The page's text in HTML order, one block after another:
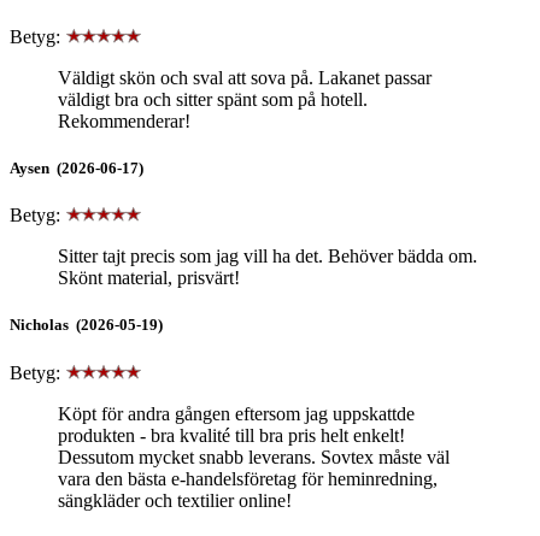
Betyg:
Väldigt skön och sval att sova på. Lakanet passar
väldigt bra och sitter spänt som på hotell.
Rekommenderar!
Aysen (2026-06-17)
Betyg:
Sitter tajt precis som jag vill ha det. Behöver bädda om.
Skönt material, prisvärt!
Nicholas (2026-05-19)
Betyg:
Köpt för andra gången eftersom jag uppskattde
produkten - bra kvalité till bra pris helt enkelt!
Dessutom mycket snabb leverans. Sovtex måste väl
vara den bästa e-handelsföretag för heminredning,
sängkläder och textilier online!